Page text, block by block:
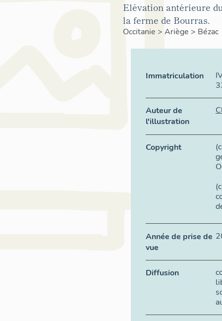
Elévation antérieure
la ferme de Bourras.
Occitanie > Ariège > Bézac
Immatriculation
Auteur de
l'illustration
Copyright
Année de prise de
vue
Diffusion